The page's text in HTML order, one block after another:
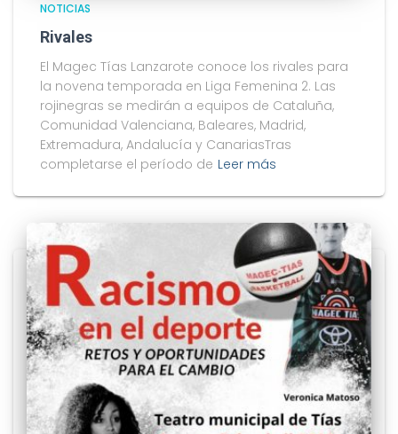
NOTICIAS
Rivales
El Magec Tías Lanzarote conoce los rivales para
la novena temporada en Liga Femenina 2. Las
rojinegras se medirán a equipos de Cataluña,
Comunidad Valenciana, Baleares, Madrid,
Extremadura, Andalucía y CanariasTras
completarse el período de Leer más